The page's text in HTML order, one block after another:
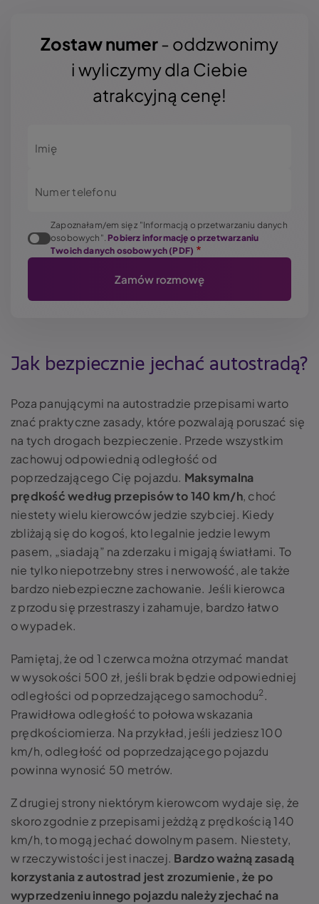
Zostaw numer- oddzwonimy
i wyliczymy dla Ciebie
atrakcyjną cenę!
Imię
Numer telefonu
Zapoznałam/em się z "Informacją o przetwarzaniu danych
osobowych". Pobierz informację o przetwarzaniu
Twoich danych osobowych (PDF)
Jak bezpiecznie jechać autostradą?
Poza panującymi na autostradzie przepisami warto
znać praktyczne zasady, które pozwalają poruszać się
na tych drogach bezpieczenie. Przede wszystkim
zachowuj odpowiednią odległość od
poprzedzającego Cię pojazdu. Maksymalna
prędkość według przepisów to 140 km/h, choć
niestety wielu kierowców jedzie szybciej. Kiedy
zbliżają się do kogoś, kto legalnie jedzie lewym
pasem, „siadają” na zderzaku i migają światłami. To
nie tylko niepotrzebny stres i nerwowość, ale także
bardzo niebezpieczne zachowanie. Jeśli kierowca
z przodu się przestraszy i zahamuje, bardzo łatwo
o wypadek.
Pamiętaj, że od 1 czerwca można otrzymać mandat
w wysokości 500 zł, jeśli brak będzie odpowiedniej
odległości od poprzedzającego samochodu2.
Prawidłowa odległość to połowa wskazania
prędkościomierza. Na przykład, jeśli jedziesz 100
km/h, odległość od poprzedzającego pojazdu
powinna wynosić 50 metrów.
Z drugiej strony niektórym kierowcom wydaje się, że
skoro zgodnie z przepisami jeżdżą z prędkością 140
km/h, to mogą jechać dowolnym pasem. Niestety,
w rzeczywistości jest inaczej. Bardzo ważną zasadą
korzystania z autostrad jest zrozumienie, że po
wyprzedzeniu innego pojazdu należy zjechać na